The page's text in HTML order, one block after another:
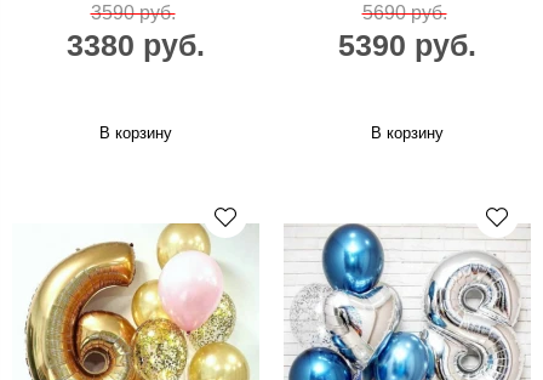
3590 руб.
3380 руб.
В корзину
5690 руб.
5390 руб.
В корзину